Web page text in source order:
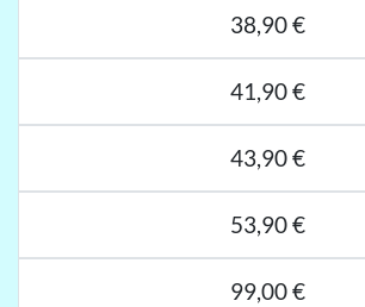
38,90 €
41,90 €
43,90 €
53,90 €
99,00 €